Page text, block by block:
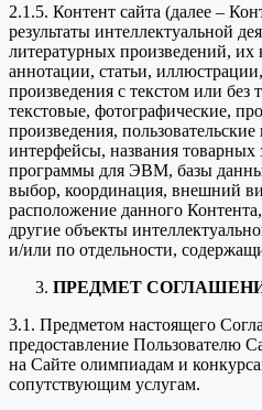
2.1.5. Контент сайта (далее –
результаты интеллектуальной
литературных произведений, их
аннотации, статьи,
произведения с текстом или без
текстовые, фотографические,
произведения,
интерфейсы, названия товарных
программы для ЭВМ, базы
выбор, координация, внешний
расположение данного
другие объекты
и/или по отдельности,
ПРЕДМЕТ
3.1. Предметом настоящего
предоставление Пользователю
на Сайте олимпиадам и
сопутствующим услугам.